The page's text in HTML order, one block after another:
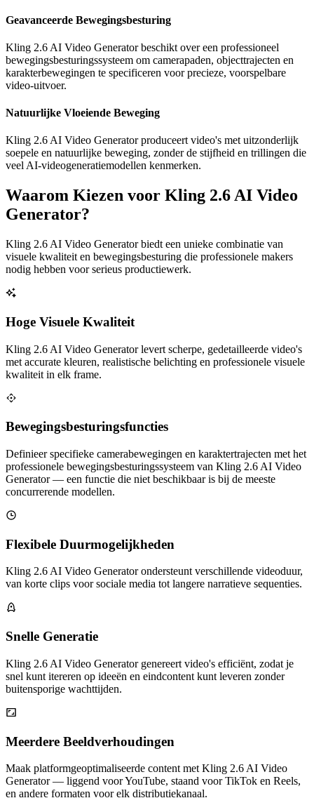
Geavanceerde Bewegingsbesturing
Kling 2.6 AI Video Generator beschikt over een professioneel
bewegingsbesturingssysteem om camerapaden, objecttrajecten en
karakterbewegingen te specificeren voor precieze, voorspelbare
video-uitvoer.
Natuurlijke Vloeiende Beweging
Kling 2.6 AI Video Generator produceert video's met uitzonderlijk
soepele en natuurlijke beweging, zonder de stijfheid en trillingen die
veel AI-videogeneratiemodellen kenmerken.
Waarom Kiezen voor Kling 2.6 AI Video
Generator?
Kling 2.6 AI Video Generator biedt een unieke combinatie van
visuele kwaliteit en bewegingsbesturing die professionele makers
nodig hebben voor serieus productiewerk.
Hoge Visuele Kwaliteit
Kling 2.6 AI Video Generator levert scherpe, gedetailleerde video's
met accurate kleuren, realistische belichting en professionele visuele
kwaliteit in elk frame.
Bewegingsbesturingsfuncties
Definieer specifieke camerabewegingen en karaktertrajecten met het
professionele bewegingsbesturingssysteem van Kling 2.6 AI Video
Generator — een functie die niet beschikbaar is bij de meeste
concurrerende modellen.
Flexibele Duurmogelijkheden
Kling 2.6 AI Video Generator ondersteunt verschillende videoduur,
van korte clips voor sociale media tot langere narratieve sequenties.
Snelle Generatie
Kling 2.6 AI Video Generator genereert video's efficiënt, zodat je
snel kunt itereren op ideeën en eindcontent kunt leveren zonder
buitensporige wachttijden.
Meerdere Beeldverhoudingen
Maak platformgeoptimaliseerde content met Kling 2.6 AI Video
Generator — liggend voor YouTube, staand voor TikTok en Reels,
en andere formaten voor elk distributiekanaal.